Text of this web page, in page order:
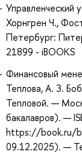
Хорнгрен Ч.,
Петербург:
21899 - iBOOKS
Финансовый
Теплова, А. З.
Тепловой. —
бакалавров). —
https://book.ru/
09.12.2025). —